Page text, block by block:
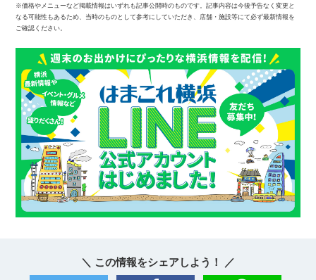
※価格やメニューなど掲載情報はいずれも記事公開時のものです。記事内容は今後予告なく変更と
なる可能性もあるため、当時のものとして参考にしていただき、店舗・施設等にて必ず最新情報を
ご確認ください。
＼ この情報をシェアしよう！ ／